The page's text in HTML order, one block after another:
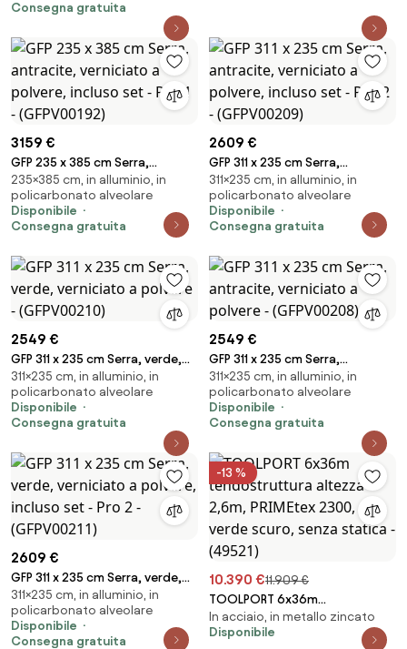
Consegna gratuita
3159 €
GFP 235 x 385 cm Serra,
antracite, verniciato a polvere,
incluso set - Pro 1 - (GFPV00192)
235×385 cm, in alluminio, in
policarbonato alveolare
Disponibile
Consegna gratuita
2609 €
GFP 311 x 235 cm Serra,
antracite, verniciato a polvere,
incluso set - Pro 2 -
(GFPV00209)
311×235 cm, in alluminio, in
policarbonato alveolare
Disponibile
Consegna gratuita
2549 €
GFP 311 x 235 cm Serra, verde,
verniciato a polvere -
(GFPV00210)
311×235 cm, in alluminio, in
policarbonato alveolare
Disponibile
Consegna gratuita
2549 €
GFP 311 x 235 cm Serra,
antracite, verniciato a polvere
- (GFPV00208)
311×235 cm, in alluminio, in
policarbonato alveolare
Disponibile
Consegna gratuita
2609 €
GFP 311 x 235 cm Serra, verde,
verniciato a polvere, incluso
set - Pro 2 - (GFPV00211)
311×235 cm, in alluminio, in
policarbonato alveolare
Disponibile
Consegna gratuita
-13 %
10.390 €11.909 €
TOOLPORT 6x36m
tendostruttura altezza 2,6m,
PRIMEtex 2300, verde scuro,
In acciaio, in metallo zincato
Disponibile